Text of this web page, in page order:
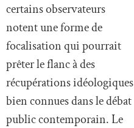
certains observateurs
notent une forme de
focalisation qui pourrait
prêter le flanc à des
récupérations idéologiques
bien connues dans le débat
public contemporain. Le